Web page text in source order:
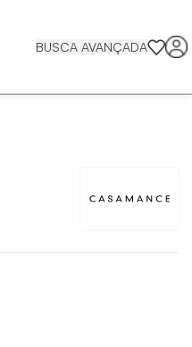
BUSCA AVANÇADA